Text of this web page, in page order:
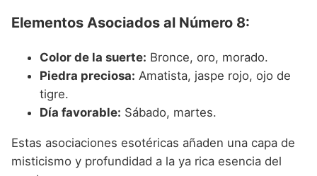
Elementos Asociados al Número 8:
Color de la suerte: Bronce, oro, morado.
Piedra preciosa: Amatista, jaspe rojo, ojo de
tigre.
Día favorable: Sábado, martes.
Estas asociaciones esotéricas añaden una capa de
misticismo y profundidad a la ya rica esencia del